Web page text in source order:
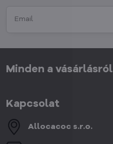
Minden a vásárlásról
Kapcsolat
Allocacoc s​.r​.o​.